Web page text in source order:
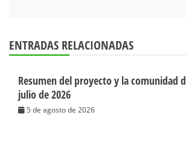
ENTRADAS RELACIONADAS
Resumen del proyecto y la comunidad
julio de 2026
5 de agosto de 2026